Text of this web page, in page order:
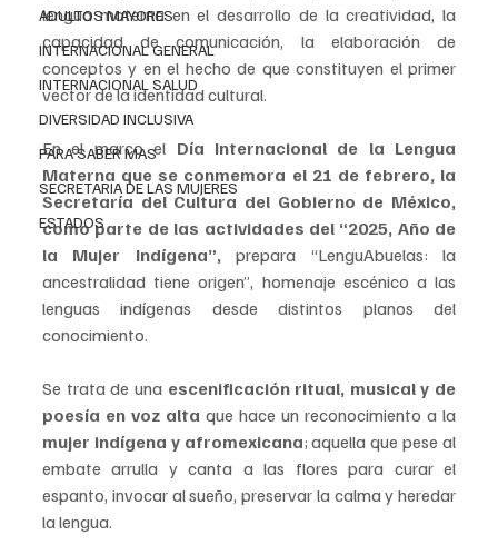
ADULTOS MAYORES
INTERNACIONAL GENERAL
INTERNACIONAL SALUD
DIVERSIDAD INCLUSIVA
PARA SABER MAS
SECRETARIA DE LAS MUJERES
ESTADOS
lengua materna en el desarrollo de la creatividad, la
capacidad de comunicación, la elaboración de
conceptos y en el hecho de que constituyen el primer
vector de la identidad cultural.
En el marco el Día Internacional de la Lengua
Materna que se conmemora el 21 de febrero, la
Secretaría del Cultura del Gobierno de México,
como parte de las actividades del “2025, Año de
la Mujer Indígena”, prepara “LenguAbuelas: la
ancestralidad tiene origen”, homenaje escénico a las
lenguas indígenas desde distintos planos del
conocimiento.
Se trata de una escenificación ritual, musical y de
poesía en voz alta
mujer indígena y afromexicana; aquella que pese al
embate arrulla y canta a las flores para curar el
espanto, invocar al sueño, preservar la calma y heredar
la lengua.